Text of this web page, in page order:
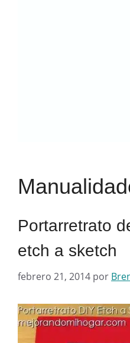
Portarretrato
etch a sketch
febrero 21, 2014 por